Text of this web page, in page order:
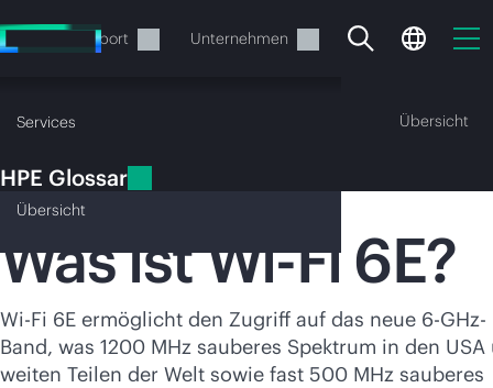
Hauptinhalt
wechseln
Support Unternehmen
Services
Ihr Warenkorb ist aktuell
leer
HPE Glossar Übersicht
Übersicht
HPE Glossar
Wi-Fi 6E
Was istWi-Fi6E?
Wi-Fi 6E ermöglicht den Zugriff auf das neue 6-GHz-
Band, was 1200 MHz sauberes Spektrum in den USA
weiten Teilen der Welt sowie fast 500 MHz sauberes